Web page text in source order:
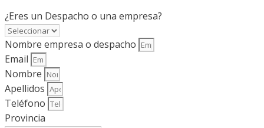
¿Eres un Despacho o una empresa?
Nombre empresa o despacho
Email
Nombre
Apellidos
Teléfono
Provincia